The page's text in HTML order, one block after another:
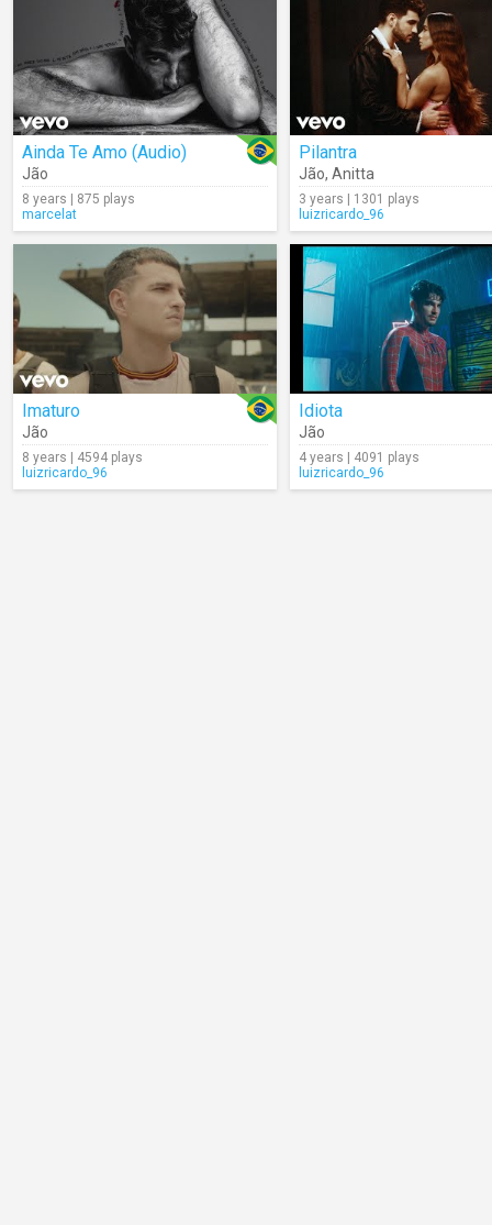
Ainda Te Amo (Audio)
Jão
8 years | 875 plays
marcelat
Pilantra
Jão, Anitta
3 years | 1301 plays
luizricardo_96
Imaturo
Jão
8 years | 4594 plays
luizricardo_96
Idiota
Jão
4 years | 4091 plays
luizricardo_96